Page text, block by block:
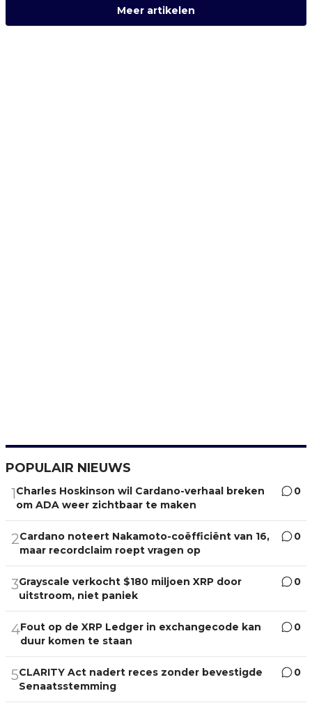
Meer artikelen
POPULAIR NIEUWS
1Charles Hoskinson wil Cardano-verhaal breken
om ADA weer zichtbaar te maken
0
2Cardano noteert Nakamoto-coëfficiënt van 16,
maar recordclaim roept vragen op
0
3Grayscale verkocht $180 miljoen XRP door
uitstroom, niet paniek
0
4Fout op de XRP Ledger in exchangecode kan
duur komen te staan
0
5CLARITY Act nadert reces zonder bevestigde
Senaatsstemming
0